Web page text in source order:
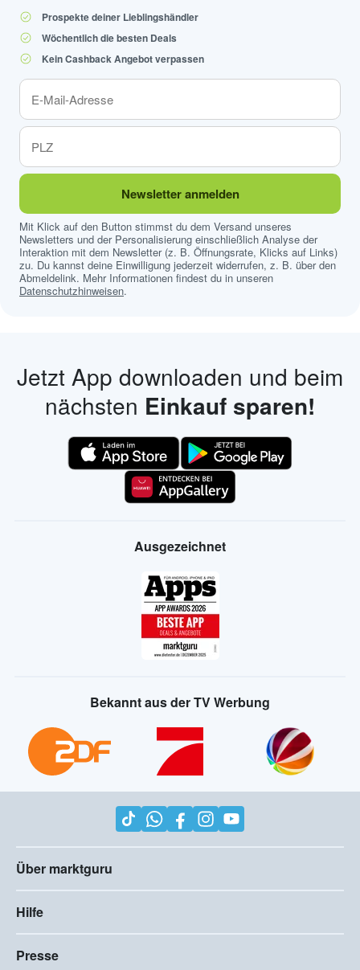
Prospekte deiner Lieblingshändler
Wöchentlich die besten Deals
Kein Cashback Angebot verpassen
Newsletter anmelden
Mit Klick auf den Button stimmst du dem Versand unseres
Newsletters und der Personalisierung einschließlich Analyse der
Interaktion mit dem Newsletter (z. B. Öffnungsrate, Klicks auf Links)
zu. Du kannst deine Einwilligung jederzeit widerrufen, z. B. über den
Abmeldelink. Mehr Informationen findest du in unseren
Datenschutzhinweisen.
Jetzt App downloaden und beim
nächsten Einkauf sparen!
Ausgezeichnet
Bekannt aus der TV Werbung
Über marktguru
Hilfe
Presse